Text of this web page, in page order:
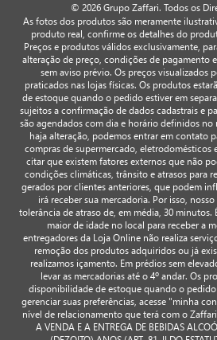
© 2026 Grupo Zaffari. Todos os
As fotos dos produtos são meramente
produto real, confirme os detalhes do
Preços e produtos válidos exclusivamente,
alteração de preço, condições de pagamento
sem aviso prévio. Os preços visualizados
praticados nas lojas físicas. Os produtos
de estoque quando o pedido estiver em
sujeitos a confirmação de dados cadastrais e
são agendados com dia e horário definidos no
haja alteração, podemos entrar em contato
compras de supermercado, eletrodomésticos
citar que existem fatores externos que não
condições climáticas, trânsito e atrasos para
gerados por clientes anteriores, que podem
irá receber sua mercadoria. Por isso,
tolerância de atraso de, em média, 30 minutos.
maior de idade no local para receber a
entregadores da Loja Online não realiza
remoção dos produtos adquiridos ou já
realizamos içamento. Em prédios sem
levar as mercadorias até o 4º andar. Os
disponibilidade de estoque quando o pedido
gerenciar suas preferências, acesse "minha
nível de relacionamento que terá com o
A VENDA E A ENTREGA DE BEBIDAS